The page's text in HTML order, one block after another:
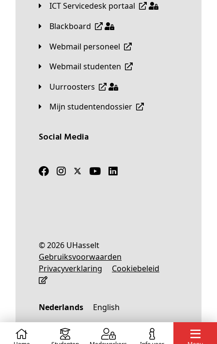
ICT Servicedesk portaal
Blackboard
Webmail personeel
Webmail studenten
Uurroosters
Mijn studentendossier
Social Media
© 2026 UHasselt
Gebruiksvoorwaarden
Privacyverklaring
Cookiebeleid
Nederlands English